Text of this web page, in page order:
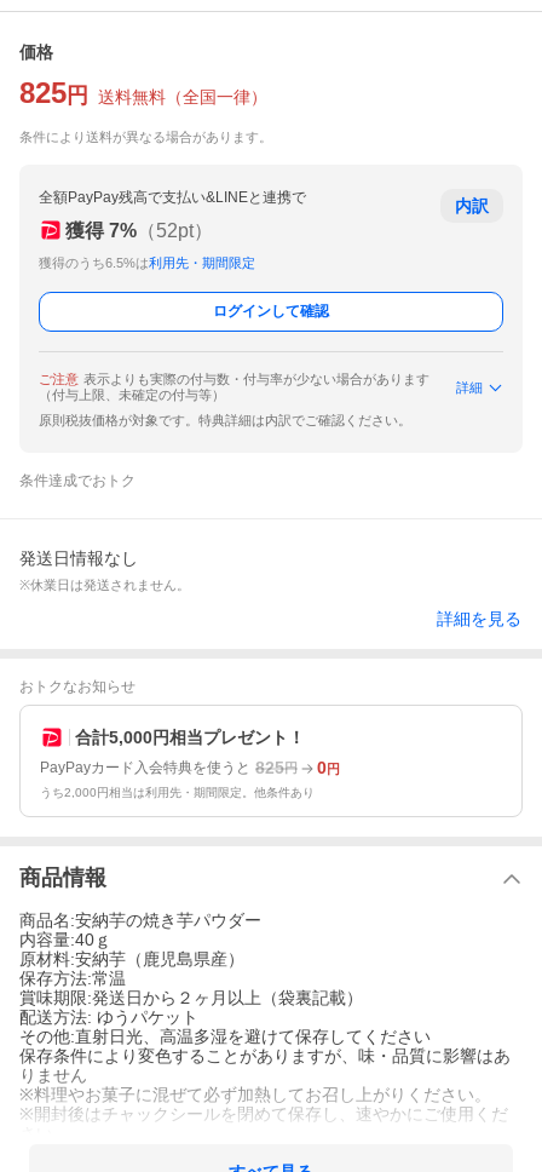
価格
825 円 送料無料 （全国一律）
条件により送料が異なる場合があります。
全額PayPay残高で支払い&LINEと連携で
獲得 7% （52pt）
獲得のうち6.5%は利用先・期間限定
内訳
ログインして確認
ご注意 表示よりも実際の付与数・付与率が少ない場合があります
（付与上限、未確定の付与等）
詳細
原則税抜価格が対象です。特典詳細は内訳でご確認ください。
条件達成でおトク
発送日情報なし
※休業日は発送されません。
詳細を見る
おトクなお知らせ
合計5,000円相当プレゼント！
PayPayカード入会特典を使うと 825円 0円
うち2,000円相当は利用先・期間限定。他条件あり
商品情報
商品名:安納芋の焼き芋パウダー
内容量:40ｇ
原材料:安納芋（鹿児島県産）
保存方法:常温
賞味期限:発送日から２ヶ月以上（袋裏記載）
配送方法: ゆうパケット
その他:直射日光、高温多湿を避けて保存してください
保存条件により変色することがありますが、味・品質に影響はあ
りません
※料理やお菓子に混ぜて必ず加熱してお召し上がりください。
※開封後はチャックシールを閉めて保存し、速やかにご使用くだ